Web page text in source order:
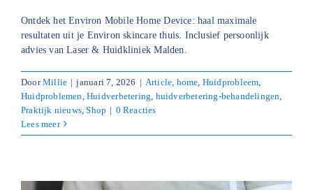
Ontdek het Environ Mobile Home Device: haal maximale
resultaten uit je Environ skincare thuis. Inclusief persoonlijk
advies van Laser & Huidkliniek Malden.
DoorMillie | januari 7, 2026 | Article home Huidprobleem
Huidproblemen ,Huidverbetering huidverbetering-behandelingen
Praktijk nieuws ,Shop | 0 Reacties
Lees meer